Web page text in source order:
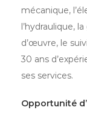
mécanique,
l’hydraulique,
d’œuvre, le
30 ans
ses services.
Opportunité